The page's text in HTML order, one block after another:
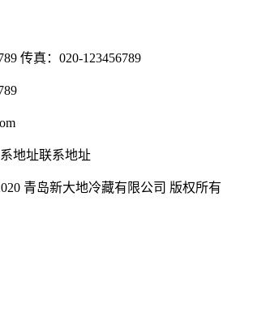
传真：020-123456789
地址联系地址
青岛新大地冷藏有限公司 版权所有